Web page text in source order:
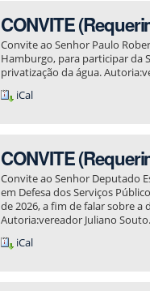
CONVITE
Convite ao Senhor Paulo
Hamburgo, para participar da
privatização da água.
iCal
CONVITE
Convite ao Senhor Deputado
em Defesa dos Serviços
de 2026, a fim de falar sobre
Autoria:vereador Juliano Souto.
iCal